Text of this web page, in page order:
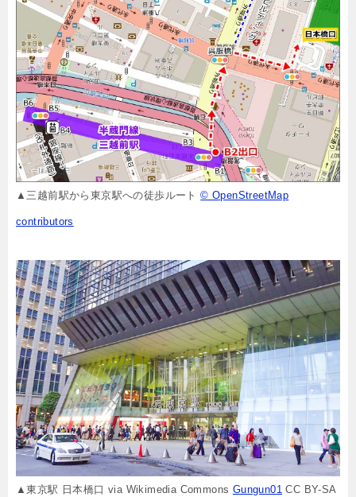
▲三越前駅から東京駅への徒歩ルート© OpenStreetMap
contributors
▲東京駅 日本橋口 via Wikimedia Commons Gungun01 CC BY-SA